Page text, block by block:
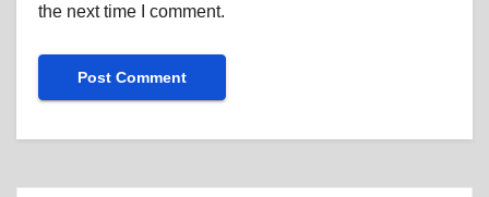
the next time I comment.